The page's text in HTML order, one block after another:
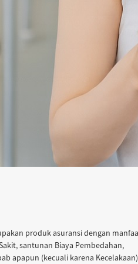
produk asuransi dengan
santunan Biaya Pembedahan,
apapun (kecuali karena